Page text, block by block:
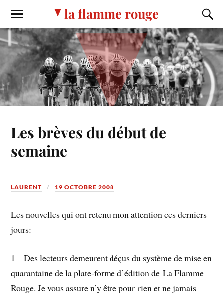
la flamme rouge
Les brèves du début de
semaine
LAURENT 19 OCTOBRE 2008
Les nouvelles qui ont retenu mon attention ces derniers
jours:
1 – Des lecteurs demeurent déçus du système de mise en
quarantaine de la plate-forme d’édition de La Flamme
Rouge. Je vous assure n’y être pour rien et ne jamais